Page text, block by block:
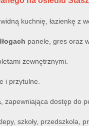
kuchnię, łazienkę z
panele, gres oraz
zewnętrznymi.
i przytulne.
zapewniająca dostęp do
szkoły, przedszkola,